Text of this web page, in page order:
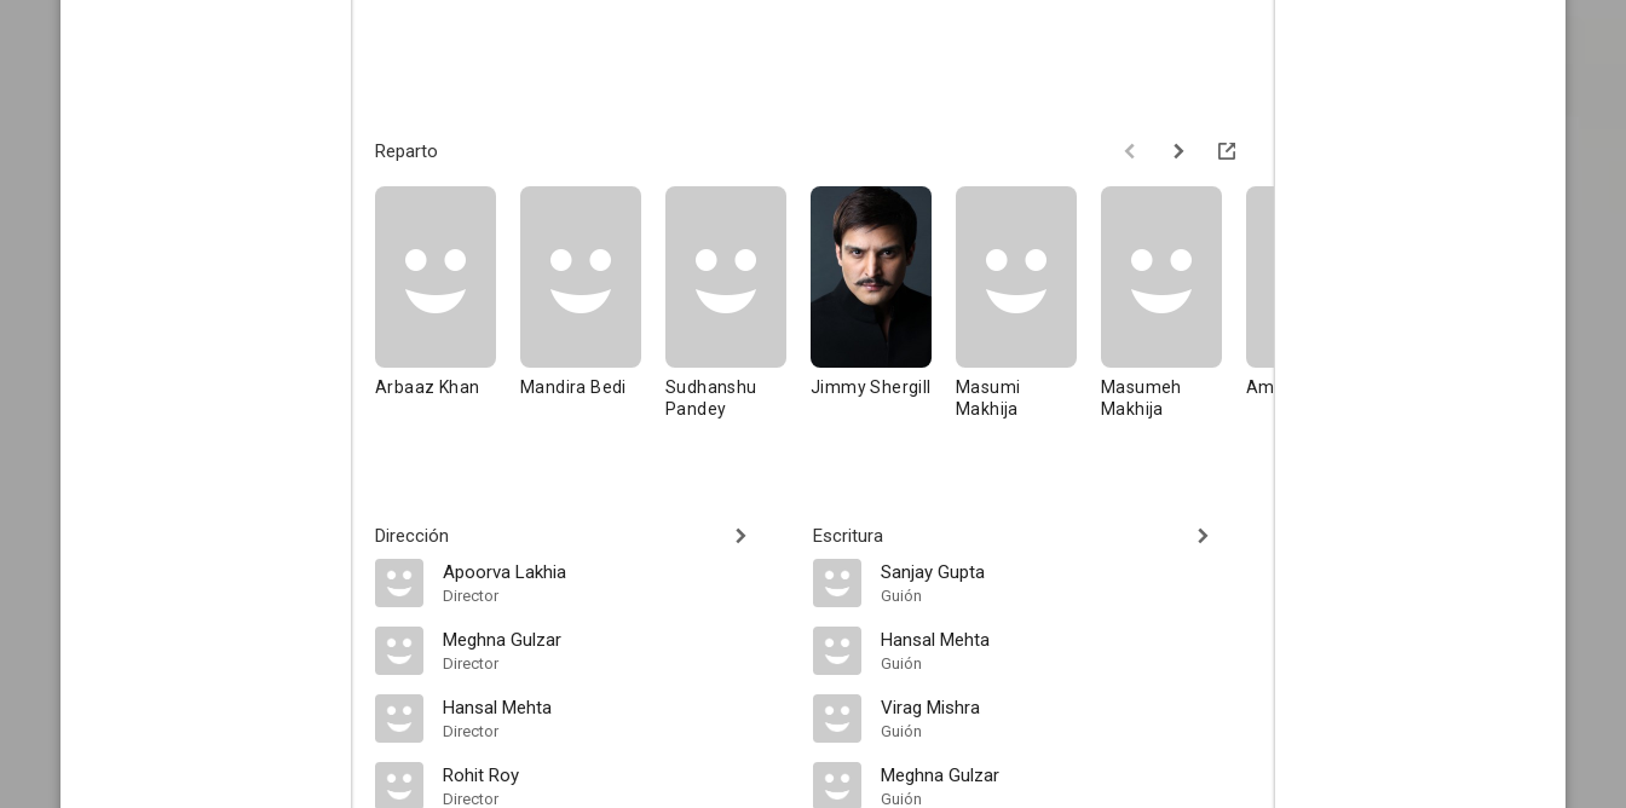
Reparto
Arbaaz Khan Mandira Bedi
Sudhanshu
Pandey
Jimmy Shergill
Masumi
Makhija
Masumeh
Makhija
Amrita Singh
Dirección
Apoorva Lakhia
Director
Meghna Gulzar
Director
Hansal Mehta
Director
Rohit Roy
Director
Escritura
Sanjay Gupta
Guión
Hansal Mehta
Guión
Virag Mishra
Guión
Meghna Gulzar
Guión